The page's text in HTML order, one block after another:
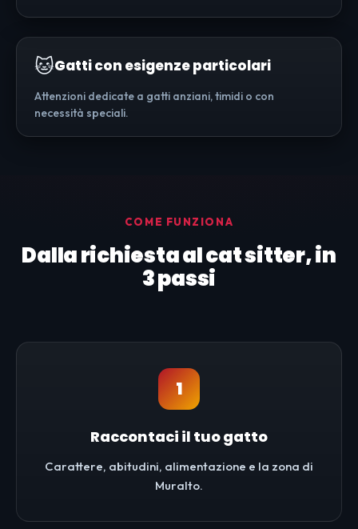
🐱Gatti con esigenze particolari
Attenzioni dedicate a gatti anziani, timidi o con
necessità speciali.
COME FUNZIONA
Dalla richiesta al cat sitter, in
3 passi
1
Raccontaci il tuo gatto
Carattere, abitudini, alimentazione e la zona di
Muralto.